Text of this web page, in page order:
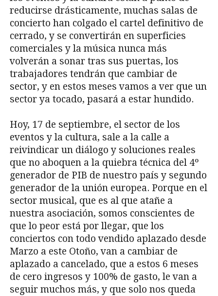
reducirse drásticamente, muchas salas de
concierto han colgado el cartel definitivo de
cerrado, y se convertirán en superficies
comerciales y la música nunca más
volverán a sonar tras sus puertas, los
trabajadores tendrán que cambiar de
sector, y en estos meses vamos a ver que un
sector ya tocado, pasará a estar hundido.
Hoy, 17 de septiembre, el sector de los
eventos y la cultura, sale a la calle a
reivindicar un diálogo y soluciones reales
que no aboquen a la quiebra técnica del 4º
generador de PIB de nuestro país y segundo
generador de la unión europea. Porque en el
sector musical, que es al que atañe a
nuestra asociación, somos conscientes de
que lo peor está por llegar, que los
conciertos con todo vendido aplazado desde
Marzo a este Otoño, van a cambiar de
aplazado a cancelado, que a estos 6 meses
de cero ingresos y 100% de gasto, le van a
seguir muchos más, y que solo nos queda